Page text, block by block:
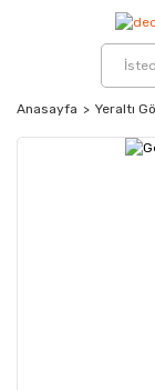
Anasayfa Yeraltı